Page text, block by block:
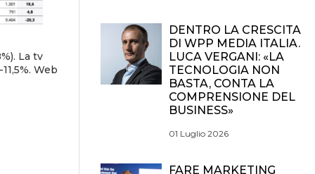
La tv
Web
DENTRO LA CRESCITA
DI WPP MEDIA ITALIA.
LUCA VERGANI: «LA
TECNOLOGIA NON
BASTA, CONTA LA
COMPRENSIONE DEL
BUSINESS»
01 Luglio 2026
FARE MARKETING